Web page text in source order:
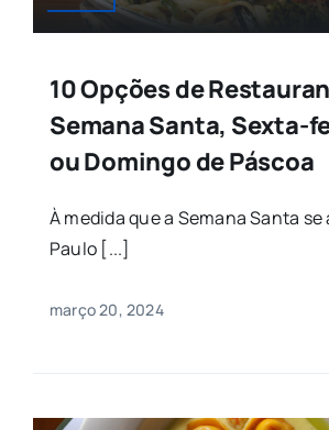
10 Opções de
Semana Santa, Sexta-
ou Domingo de Páscoa
À medida que a Semana Santa se
Paulo [...]
março 20, 2024